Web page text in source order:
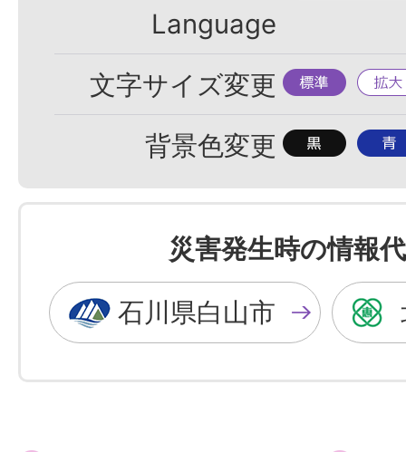
Language
文字サイズ変更 標
準
拡
大
背景色変更 背
色
を
黒
色
に
背
色
を
青
色
に
災害発生時の情報
石川県白山市